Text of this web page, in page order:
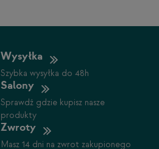
Wysyłka
Szybka wysyłka do 48h
Salony
Sprawdź gdzie kupisz nasze
produkty
Zwroty
Masz 14 dni na zwrot zakupionego